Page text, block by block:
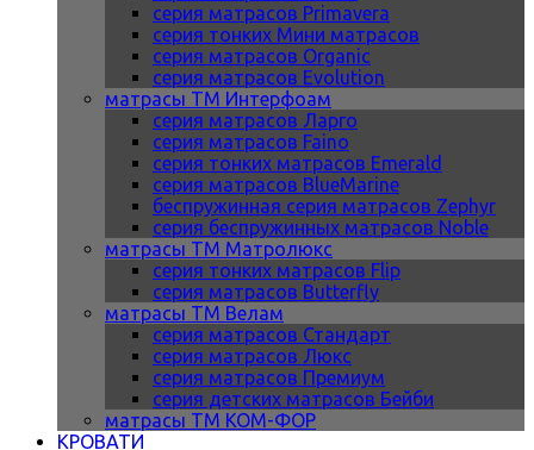
серия матрасов Primavera
серия тонких Мини матрасов
серия матрасов Organic
серия матрасов Evolution
матрасы ТМ Интерфоам
серия матрасов Ларго
серия матрасов Faino
серия тонких матрасов Emerald
серия матрасов BlueMarine
беспружинная серия матрасов Zephyr
серия беспружинных матрасов Noble
матрасы ТМ Матролюкс
серия тонких матрасов Flip
серия матрасов Butterfly
матрасы ТМ Велам
серия матрасов Стандарт
серия матрасов Люкс
серия матрасов Премиум
серия детских матрасов Бейби
матрасы ТМ КОМ-ФОР
КРОВАТИ